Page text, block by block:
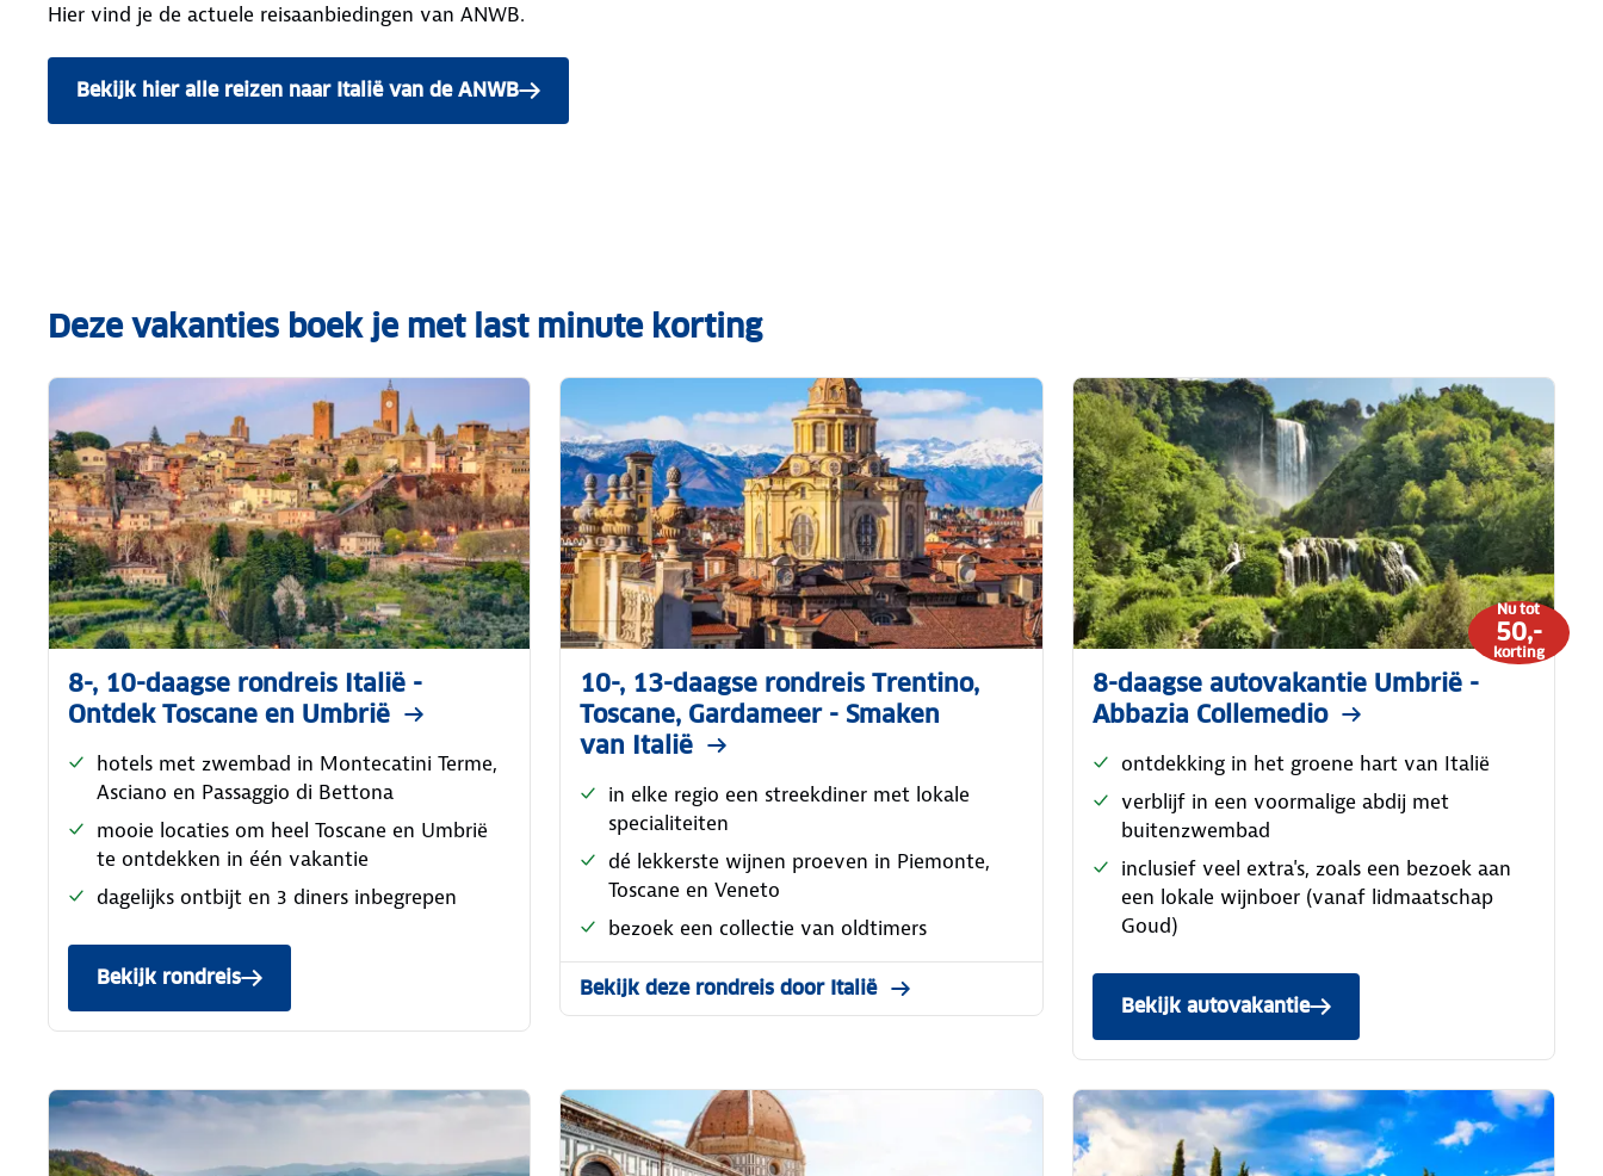
Hier vind je de actuele reisaanbiedingen van ANWB.
Bekijk hier alle reizen naar Italië van de ANWB
Deze vakanties boek je met last minute korting
8-, 10-daagse rondreis Italië -
Ontdek Toscane en Umbrië
hotels met zwembad in Montecatini Terme,
Asciano en Passaggio di Bettona
mooie locaties om heel Toscane en Umbrië
te ontdekken in één vakantie
dagelijks ontbijt en 3 diners inbegrepen
Bekijk rondreis
10-, 13-daagse rondreis Trentino,
Toscane, Gardameer - Smaken
van Italië
in elke regio een streekdiner met lokale
specialiteiten
dé lekkerste wijnen proeven in Piemonte,
Toscane en Veneto
bezoek een collectie van oldtimers
Bekijk deze rondreis door Italië
Nu tot
50,-
korting
8-daagse autovakantie Umbrië -
Abbazia Collemedio
ontdekking in het groene hart van Italië
verblijf in een voormalige abdij met
buitenzwembad
inclusief veel extra's, zoals een bezoek aan
een lokale wijnboer (vanaf lidmaatschap
Goud)
Bekijk autovakantie